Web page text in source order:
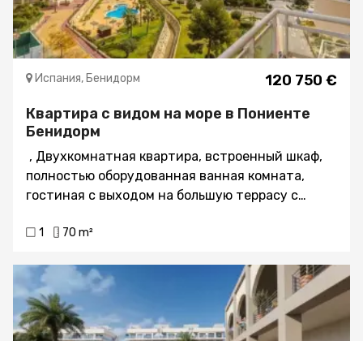
120 750 €
Испания, Бенидорм
Квартира с видом на море в Пониенте
Бенидорм
, Двухкомнатная квартира, встроенный шкаф,
полностью оборудованная ванная комната,
гостиная с выходом на большую террасу с
оборудованная отдельная кухня, кондиционер с
два бассейна, теннисный корт. падл-теннис,
детская площадка для детей, автобусная
остановка с большим садом у дверей
урбанизации, рядом с торговыми центрами,
1 70 m²